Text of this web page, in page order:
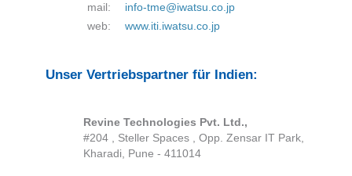
mail:
info-tme@iwatsu.co.jp
web:
www.iti.iwatsu.co.jp
Unser Vertriebspartner für Indien:
Revine Technologies Pvt. Ltd.,
#204 , Steller Spaces , Opp. Zensar IT Park,
Kharadi, Pune - 411014